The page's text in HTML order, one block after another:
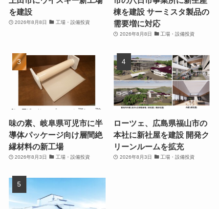
を建設
2026年8月8日 工場・設備投資
棟を建設 サーミスタ製品の
需要増に対応
2026年8月8日 工場・設備投資
味の素、岐阜県可児市に半
導体パッケージ向け層間絶
縁材料の新工場
2026年8月3日 工場・設備投資
ローツェ、広島県福山市の
本社に新社屋を建設 開発ク
リーンルームを拡充
2026年8月3日 工場・設備投資